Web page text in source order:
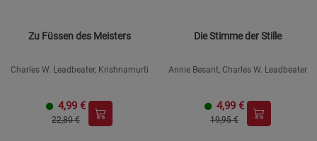
Zu Füssen des Meisters
Charles W. Leadbeater, Krishnamurti
4,99 €
22,80 €
Die Stimme der Stille
Annie Besant, Charles W. Leadbeater
4,99 €
19,95 €